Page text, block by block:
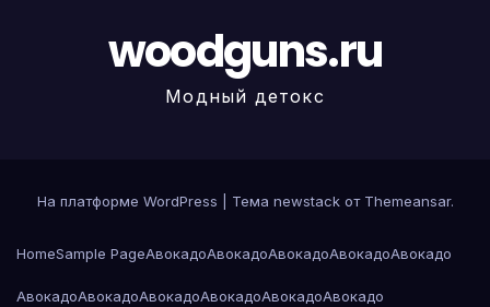
woodguns.ru
Модный детокс
На платформе WordPress Тема newstack от Themeansar.
HomeSample PageАвокадоАвокадоАвокадоАвокадоАвокадо
АвокадоАвокадоАвокадоАвокадоАвокадоАвокадо